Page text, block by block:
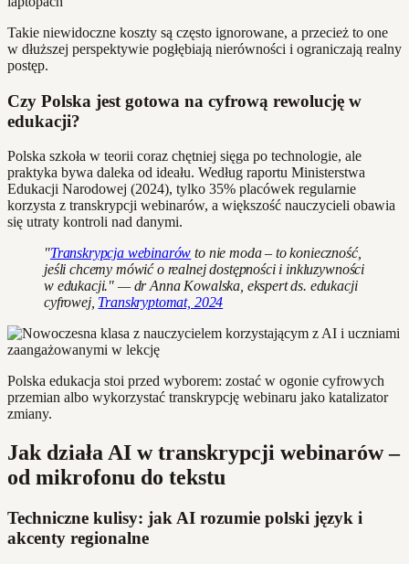
Takie niewidoczne koszty są często ignorowane, a przecież to one
w dłuższej perspektywie pogłębiają nierówności i ograniczają realny
postęp.
Czy Polska jest gotowa na cyfrową rewolucję w
edukacji?
Polska szkoła w teorii coraz chętniej sięga po technologie, ale
praktyka bywa daleka od ideału. Według raportu Ministerstwa
Edukacji Narodowej (2024), tylko 35% placówek regularnie
korzysta z transkrypcji webinarów, a większość nauczycieli obawia
się utraty kontroli nad danymi.
"Transkrypcja webinarów to nie moda – to konieczność,
jeśli chcemy mówić o realnej dostępności i inkluzywności
w edukacji." — dr Anna Kowalska, ekspert ds. edukacji
cyfrowej, Transkryptomat, 2024
Polska edukacja stoi przed wyborem: zostać w ogonie cyfrowych
przemian albo wykorzystać transkrypcję webinaru jako katalizator
zmiany.
Jak działa AI w transkrypcji webinarów –
od mikrofonu do tekstu
Techniczne kulisy: jak AI rozumie polski język i
akcenty regionalne